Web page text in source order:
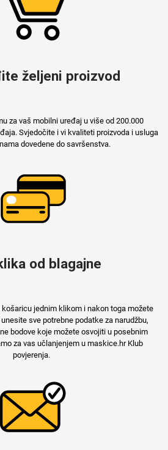
željeni proizvod
za vaš mobilni uređaj u više od 200.000
Svjedočite i vi kvaliteti proizvoda i usluga
dovedene do savršenstva.
od blagajne
jednim klikom i nakon toga možete
sve potrebne podatke za narudžbu,
bodove koje možete osvojiti u posebnim
za vas učlanjenjem u maskice.hr Klub
povjerenja.
MarbleMania
Crtani filmovi